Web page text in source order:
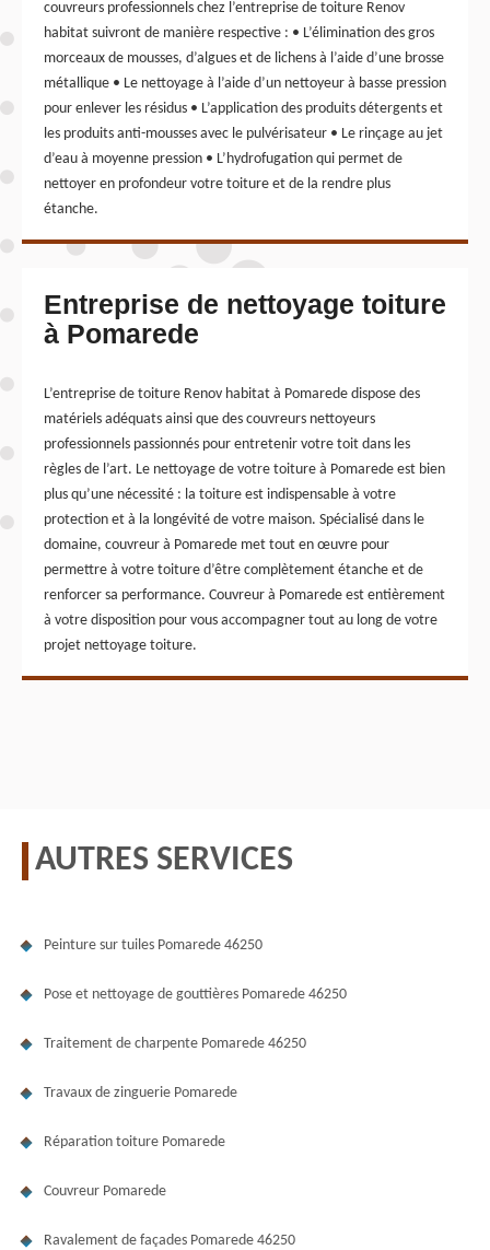
couvreurs professionnels chez l’entreprise de toiture Renov
habitat suivront de manière respective : • L’élimination des gros
morceaux de mousses, d’algues et de lichens à l’aide d’une brosse
métallique • Le nettoyage à l’aide d’un nettoyeur à basse pression
pour enlever les résidus • L’application des produits détergents et
les produits anti-mousses avec le pulvérisateur • Le rinçage au jet
d’eau à moyenne pression • L’hydrofugation qui permet de
nettoyer en profondeur votre toiture et de la rendre plus
étanche.
Entreprise de nettoyage toiture
à Pomarede
L’entreprise de toiture Renov habitat à Pomarede dispose des
matériels adéquats ainsi que des couvreurs nettoyeurs
professionnels passionnés pour entretenir votre toit dans les
règles de l’art. Le nettoyage de votre toiture à Pomarede est bien
plus qu’une nécessité : la toiture est indispensable à votre
protection et à la longévité de votre maison. Spécialisé dans le
domaine, couvreur à Pomarede met tout en œuvre pour
permettre à votre toiture d’être complètement étanche et de
renforcer sa performance. Couvreur à Pomarede est entièrement
à votre disposition pour vous accompagner tout au long de votre
projet nettoyage toiture.
AUTRES SERVICES
Peinture sur tuiles Pomarede 46250
Pose et nettoyage de gouttières Pomarede 46250
Traitement de charpente Pomarede 46250
Travaux de zinguerie Pomarede
Réparation toiture Pomarede
Couvreur Pomarede
Ravalement de façades Pomarede 46250